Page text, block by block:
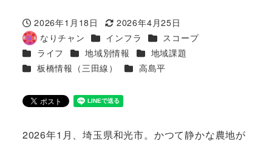
投稿日
2026年1月18日
更新日
2026年4月25日
著
者
なりチャン カテゴリー
インフラ カテゴリー
スコープ
カテゴリー
ライフ カテゴリー
地域別情報 カテゴリー
地域課題
カテゴリー
板橋情報（三田線） カテゴリー
高島平
2026年1月、埼玉県和光市。かつて静かな農地が